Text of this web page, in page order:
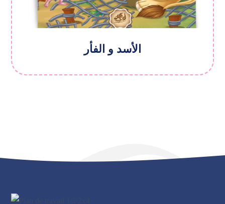
الأسد و الفأر